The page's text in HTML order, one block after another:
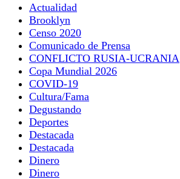
Actualidad
Brooklyn
Censo 2020
Comunicado de Prensa
CONFLICTO RUSIA-UCRANIA
Copa Mundial 2026
COVID-19
Cultura/Fama
Degustando
Deportes
Destacada
Destacada
Dinero
Dinero